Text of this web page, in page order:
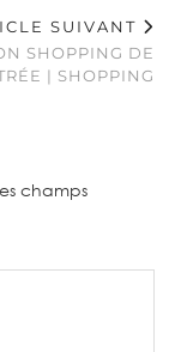
SUIVANT
SHOPPING DE
| SHOPPING
champs